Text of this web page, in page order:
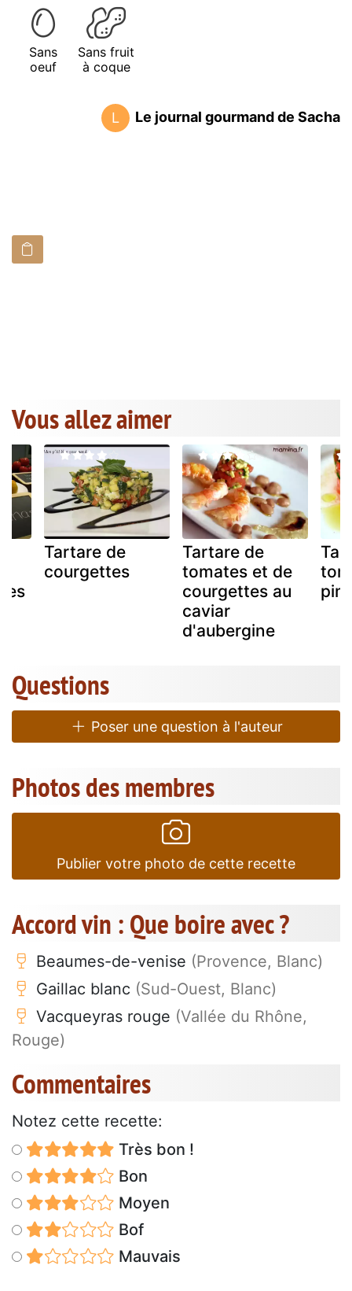
Sans
oeuf
Sans fruit
à coque
L Le journal gourmand de Sacha
Vous allez aimer
Tartare de
courgettes
Tartare de
tomates et de
courgettes au
caviar
d'aubergine
Questions
Poser une question à l'auteur
Photos des membres
Publier votre photo de cette recette
Accord vin : Que boire avec ?
Beaumes-de-venise (Provence, Blanc)
Gaillac blanc (Sud-Ouest, Blanc)
Vacqueyras rouge (Vallée du Rhône,
Rouge)
Commentaires
Notez cette recette:
Très bon !
Bon
Moyen
Bof
Mauvais